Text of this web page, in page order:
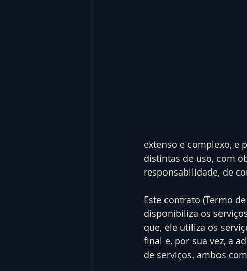
extenso e complexo, e
distintas de uso, com
responsabilidade, de
Este contrato (Termo
disponibiliza os
que, ele utiliza os
final e, por sua vez, a
de serviços, ambos